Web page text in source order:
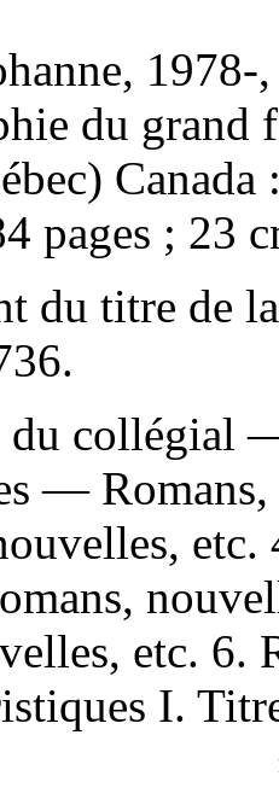
1978-
du grand
pages ; 23
du titre de
.
du collégial
—
etc.
etc. 6.
I.